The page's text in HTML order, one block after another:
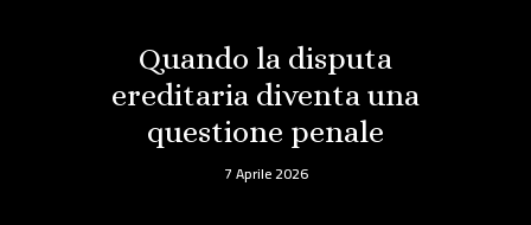
Quando la disputa
ereditaria diventa una
questione penale
7 Aprile 2026